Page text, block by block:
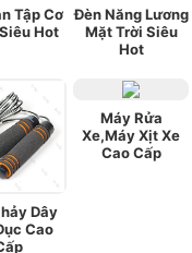
Tập Cơ
Hot
Đèn Năng Lương
Mặt Trời Siêu
Hot
Dây
Cao
Máy Rửa
Xe,Máy Xịt Xe
Cao Cấp